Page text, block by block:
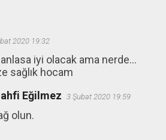
2020 19:32
iyi olacak ama nerde...
sağlık hocam
Eğilmez 3 Şubat 2020 19:59
olun.